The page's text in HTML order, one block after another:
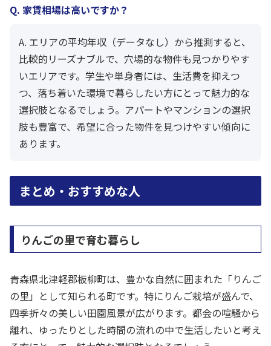
Q. 家賃相場は高いですか？
A. エリアの平均年収（データなし）から推測すると、
比較的リーズナブルで、穴場的な物件も見つかりやす
いエリアです。学生や単身者には、生活費を抑えつ
つ、落ち着いた環境で暮らしたい方にとって魅力的な
選択肢となるでしょう。アパートやマンションの選択
肢も豊富で、希望に合った物件を見つけやすい傾向に
あります。
まとめ・おすすめな人
りんごの里で育む暮らし
青森県北津軽郡板柳町は、豊かな自然に囲まれた「りんご
の里」として知られる町です。特にりんご栽培が盛んで、
四季折々の美しい田園風景が広がります。都会の喧騒から
離れ、ゆったりとした時間の流れの中で生活したいと考え